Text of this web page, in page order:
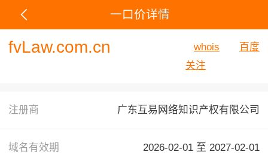
一口价详情
fvLaw.com.cn whois
百度
关注
注册商 广东互易网络知识产权有限公司
域名有效期 2026-02-01 至 2027-02-01